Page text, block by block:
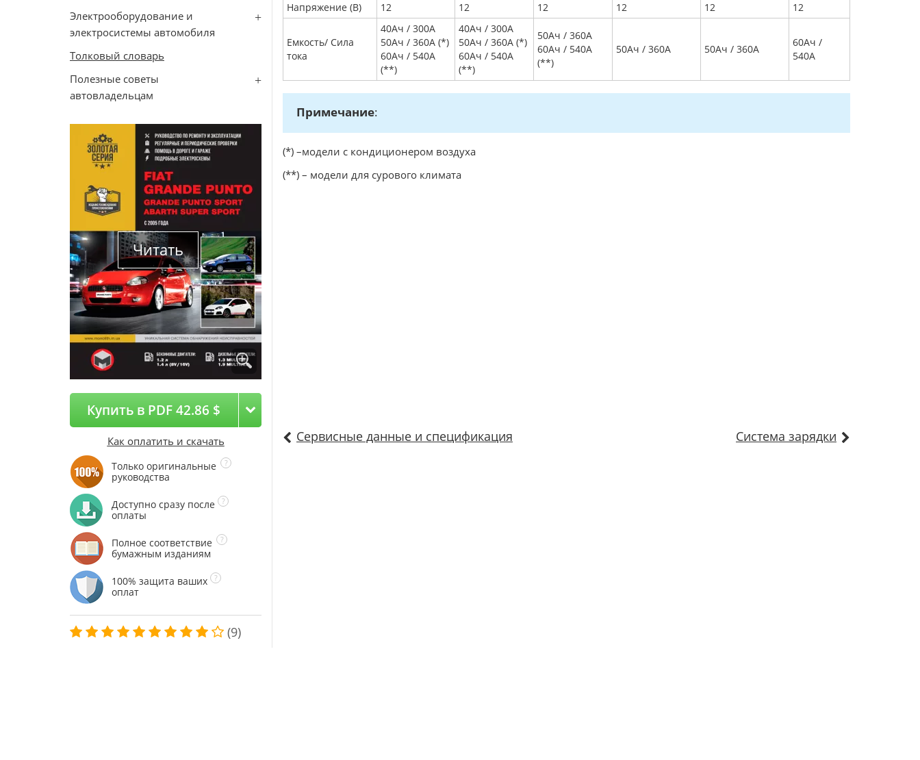
Электрооборудование и
электросистемы автомобиля
Толковый словарь
Полезные советы
автовладельцам
Читать
Купить в PDF 42.86 $
Как оплатить и скачать
Только оригинальные
руководства
Доступно сразу после
оплаты
Полное соответствие
бумажным изданиям
100% защита ваших
оплат
(9)
Напряжение (В) 12 12 12 12 12 12
Емкость/ Сила
тока
40Aч / 300A
50Aч / 360A (*)
60Aч / 540A
(**)
40Aч / 300A
50Aч / 360A (*)
60Aч / 540A
(**)
50Aч / 360A
60Aч / 540A
(**)
50Aч / 360A 50Aч / 360A
60Aч /
540A
Примечание:
(*) –модели с кондиционером воздуха
(**) – модели для сурового климата
Сервисные данные и спецификация Система зарядки